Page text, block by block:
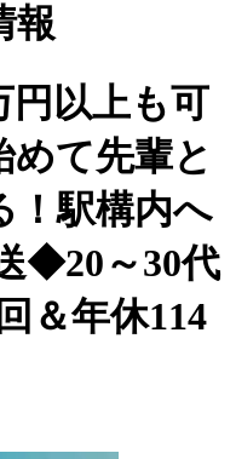
報
円以上も可
て先輩と
！駅構内へ
◆20～30代
＆年休114